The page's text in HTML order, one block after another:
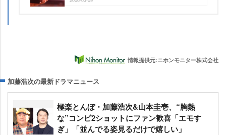
情報提供元:ニホンモニター株式会社
加藤浩次の最新ドラマニュース
極楽とんぼ・加藤浩次&山本圭壱、“胸熱
な”コンビ2ショットにファン歓喜「エモす
ぎ」「並んでる姿見るだけで嬉しい」